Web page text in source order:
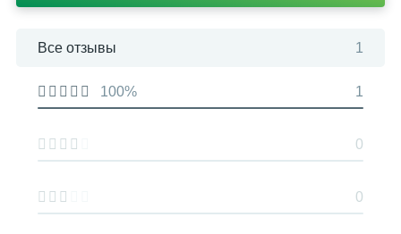
Все отзывы 1
100% 1
0
0